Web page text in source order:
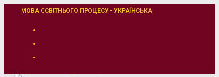
ПерейтиМОВА ОСВІТНЬОГО ПРОЦЕСУ - УКРАЇНСЬКА